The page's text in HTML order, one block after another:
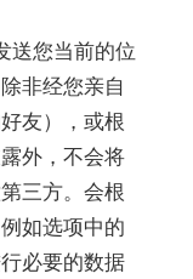
送您当前的位
非经您亲自
友），或根
外，不会将
三方。会根
如选项中的
必要的数据